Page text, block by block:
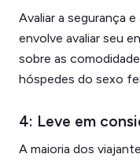
Avaliar a segurança
envolve avaliar seu
sobre as
hóspedes do sexo
4: Leve em
A maioria dos